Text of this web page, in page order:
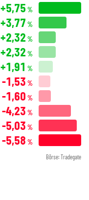
+5,75 %
+3,77 %
+2,32 %
+2,32 %
+1,91 %
-1,53 %
-1,60 %
-4,23 %
-5,03 %
-5,58 %
Börse: Tradegate